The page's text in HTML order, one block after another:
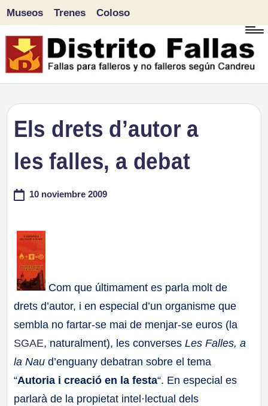
Saltar
al
Museos Trenes Coloso
Els drets d’autor a
les falles, a debat
10 noviembre 2009
Com que últimament es parla molt de
drets d’autor, i en especial d’un organisme que
sembla no fartar-se mai de menjar-se euros (la
SGAE, naturalment), les conversesLes Falles, a
la Nau d’enguany debatran sobre el tema
“Autoria i creació en la festa“. En especial es
parlarà de la propietat intel·lectual dels